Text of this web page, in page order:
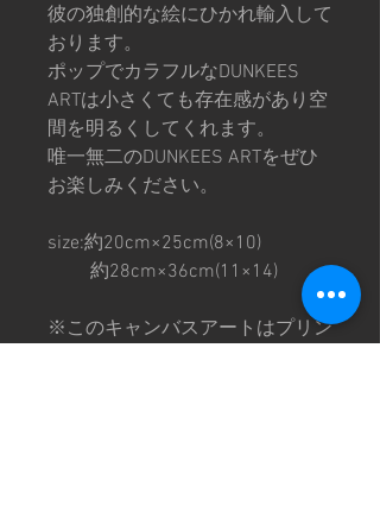
彼の独創的な絵にひかれ輸入して
おります。
ポップでカラフルなDUNKEES
ARTは小さくても存在感があり空
間を明るくしてくれます。
唯一無二のDUNKEES ARTをぜひ
お楽しみください。
size:約20cm×25cm(8×10)
約28cm×36cm(11×14)
※このキャンバスアートはプリン